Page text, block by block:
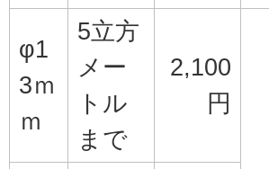
φ1
3ｍ
ｍ
5立方
メー
トル
まで
2,100
円